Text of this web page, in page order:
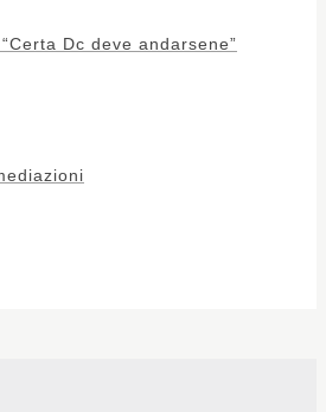
Dc deve andarsene”